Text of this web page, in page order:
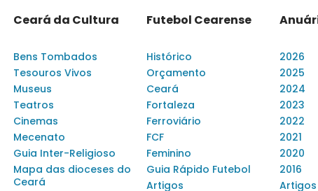
Ceará da Cultura
Bens Tombados
Tesouros Vivos
Museus
Teatros
Cinemas
Mecenato
Guia Inter-Religioso
Mapa das dioceses do
Ceará
Futebol Cearense
Histórico
Orçamento
Ceará
Fortaleza
Ferroviário
FCF
Feminino
Guia Rápido Futebol
Artigos
2026
2025
2024
2023
2022
2021
2020
2016
Artigos